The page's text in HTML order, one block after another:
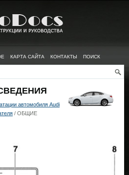
КАРТА САЙТА КОНТАКТЫ ПОИСК
автомобиля Audi
/ ОБЩИЕ